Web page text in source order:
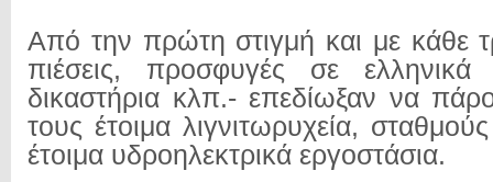
Από την πρώτη στιγμή και με κάθε
πιέσεις, προσφυγές σε ελληνικά
δικαστήρια κλπ.- επεδίωξαν να
τους έτοιμα λιγνιτωρυχεία,
έτοιμα υδροηλεκτρικά εργοστάσια.